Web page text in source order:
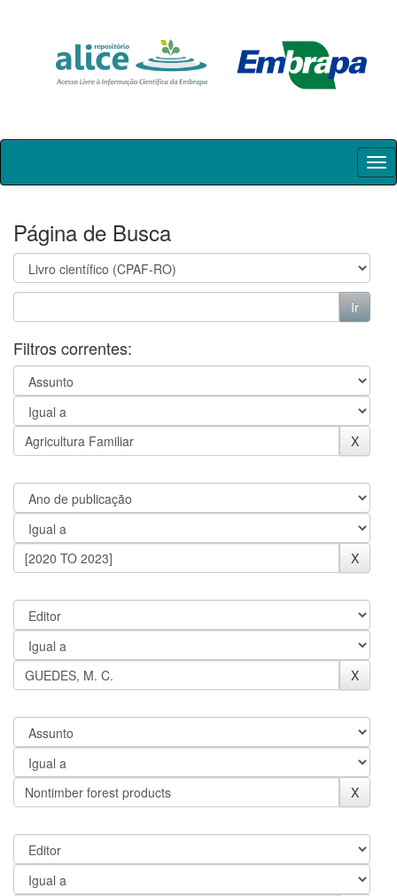
Skip
Página de Busca
Filtros correntes: